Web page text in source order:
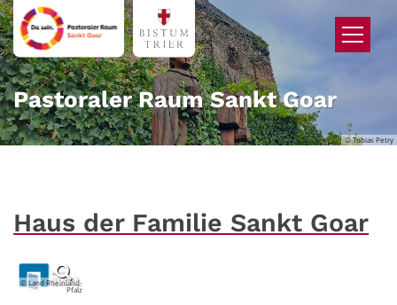
Zum Inhalt springen
© Tobias Petry
Pastoraler Raum Sankt Goar
Haus der Familie Sankt Goar
© Land Rheinland-
Pfalz